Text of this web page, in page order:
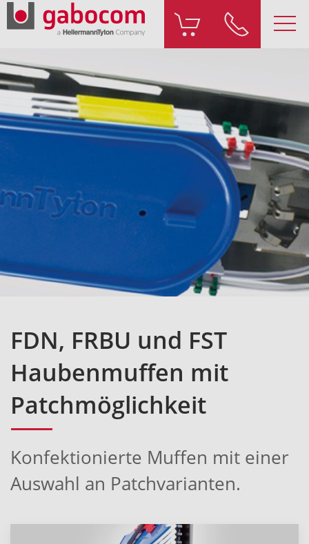
FDN, FRBU und FST
Haubenmuffen mit
Patchmöglichkeit
Konfektionierte Muffen mit einer
Auswahl an Patchvarianten.